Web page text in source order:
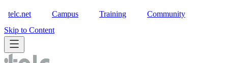
telc.net Campus Training Community
Skip to Content